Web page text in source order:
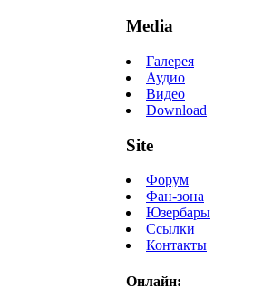
Media
Галерея
Аудио
Видео
Download
Site
Форум
Фан-зона
Юзербары
Ссылки
Контакты
Онлайн: